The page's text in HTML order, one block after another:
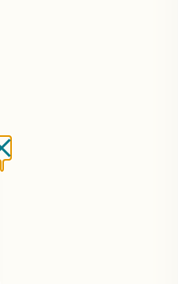
Schließen ohne zu